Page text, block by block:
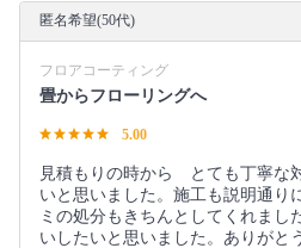
匿名希望(50代)
フロアコーティング
畳からフローリングへ
5.00
見積もりの時から とても丁寧な
いと思いました。施工も説明通り
ミの処分もきちんとしてくれまし
いしたいと思いました。ありがと